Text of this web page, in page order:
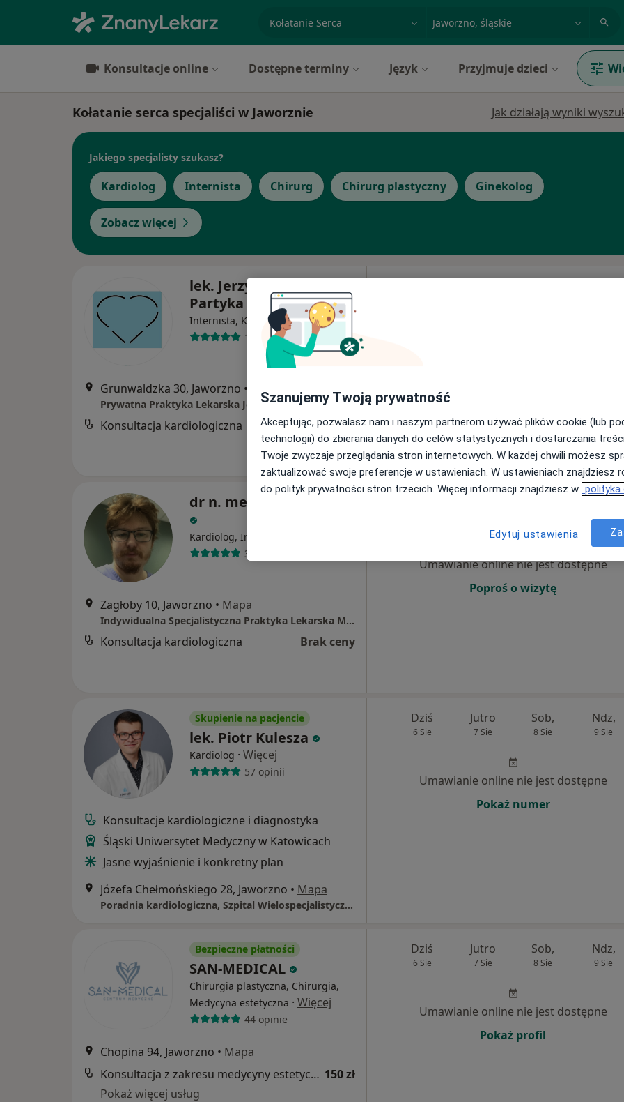
miasto lub dzielnica
Konsultacje online Dostępne terminy Język Przyjmuje dzieci
Kołatanie serca specjaliści w Jaworznie Jak działają wyniki
Jakiego specjalisty szukasz?
Kardiolog Internista Chirurg Chirurg plastyczny Ginekolog
Zobacz więcej
lek. Jerzy Mariusz
Partyka
Internista, Kardiolog·Więcej
108 opinii
Grunwaldzka 30, Jaworzno • Mapa
Prywatna Praktyka Lekarska Jerzy Partyka
Konsultacja kardiologiczna od 100 zł
dr n. med. Michał Kucio
Kardiolog, Internista
323 opinie
Zagłoby 10, Jaworzno • Mapa
Indywidualna Specjalistyczna Praktyka Lekarska Michał Kucio
Konsultacja kardiologiczna Brak ceny
Umawianie online nie jest dostępne
Poproś o wizytę
Skupienie na pacjencie
lek. Piotr Kulesza
Kardiolog · Więcej
57 opinii
Konsultacje kardiologiczne i diagnostyka
Śląski Uniwersytet Medyczny w Katowicach
Jasne wyjaśnienie i konkretny plan
Józefa Chełmońskiego 28, Jaworzno • Mapa
Poradnia kardiologiczna, Szpital Wielospecjalistyczny w Jaworznie
Dziś
6 Sie
Jutro
7 Sie
Sob,
8 Sie
Ndz,
9 Sie
Umawianie online nie jest dostępne
Pokaż numer
Bezpieczne płatności
SAN-MEDICAL
Chirurgia plastyczna, Chirurgia,
Medycyna estetyczna · Więcej
44 opinie
Chopina 94, Jaworzno • Mapa
Konsultacja z zakresu medycyny estetycznej 150 zł
Pokaż więcej usług
Dziś
6 Sie
Jutro
7 Sie
Sob,
8 Sie
Ndz,
9 Sie
Umawianie online nie jest dostępne
Pokaż profil
Szanujemy Twoją prywatność
Akceptując, pozwalasz nam i naszym partnerom używać plików cookie (lub
technologii) do zbierania danych do celów statystycznych i dostarczania
Twoje zwyczaje przeglądania stron internetowych. W każdej chwili możesz
zaktualizować swoje preferencje w ustawieniach. W ustawieniach znajdziesz
do polityk prywatności stron trzecich. Więcej informacji znajdziesz w polityka
Edytuj ustawienia